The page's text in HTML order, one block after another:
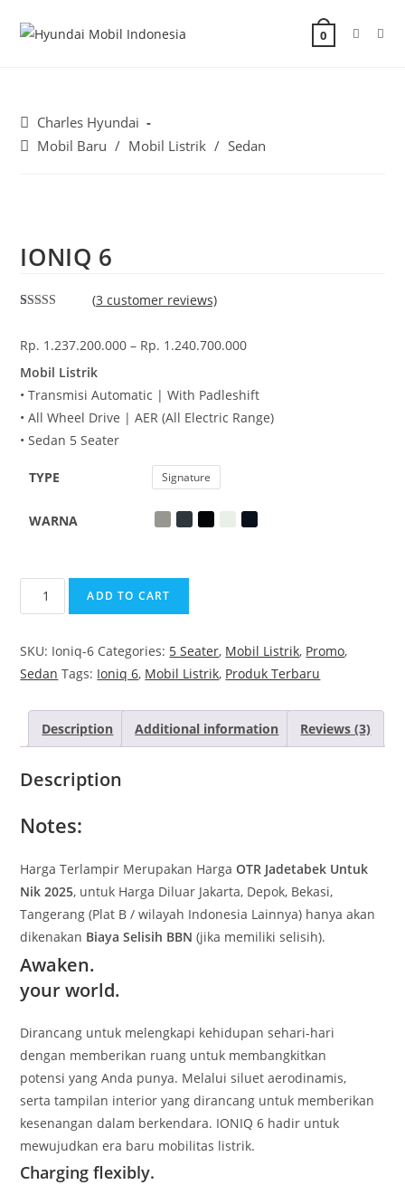
0
Charles Hyundai
Mobil Baru / Mobil Listrik / Sedan
IONIQ 6
based on
customer
rating
(3 customer reviews)
Rp. 1.237.200.000 – Rp. 1.240.700.000
Mobil Listrik
• Transmisi Automatic | With Padleshift
• All Wheel Drive | AER (All Electric Range)
• Sedan 5 Seater
TYPE Signature
WARNA
ADD TO CART
SKU: Ioniq-6 Categories: 5 Seater, Mobil Listrik, Promo,
Sedan Tags: Ioniq 6, Mobil Listrik, Produk Terbaru
Description Additional information Reviews (3)
Description
Notes:
Harga Terlampir Merupakan HargaOTR Jadetabek Untuk
Nik 2025, untuk Harga Diluar Jakarta, Depok, Bekasi,
Tangerang (Plat B / wilayah Indonesia Lainnya) hanya akan
dikenakan Biaya Selisih BBN(jika memiliki selisih).
Awaken.
your world.
Dirancang untuk melengkapi kehidupan sehari-hari
dengan memberikan ruang untuk membangkitkan
potensi yang Anda punya. Melalui siluet aerodinamis,
serta tampilan interior yang dirancang untuk memberikan
kesenangan dalam berkendara. IONIQ 6 hadir untuk
mewujudkan era baru mobilitas listrik.
Charging flexibly.